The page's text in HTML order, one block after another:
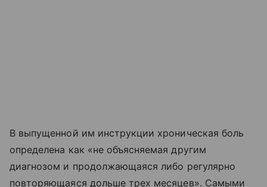
В выпущенной им инструкции хроническая боль
определена как «не объясняемая другим
диагнозом и продолжающаяся либо регулярно
повторяющаяся дольше трех месяцев». Самыми